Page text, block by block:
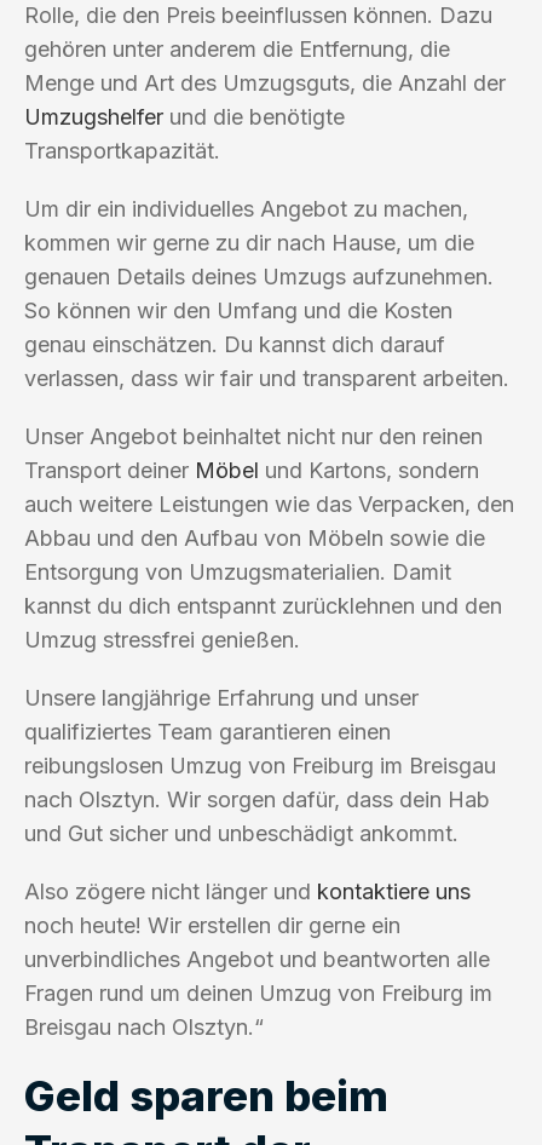
Rolle, die den Preis beeinflussen können. Dazu
gehören unter anderem die Entfernung, die
Menge und Art des Umzugsguts, die Anzahl der
Umzugshelfer und die benötigte
Transportkapazität.
Um dir ein individuelles Angebot zu machen,
kommen wir gerne zu dir nach Hause, um die
genauen Details deines Umzugs aufzunehmen.
So können wir den Umfang und die Kosten
genau einschätzen. Du kannst dich darauf
verlassen, dass wir fair und transparent arbeiten.
Unser Angebot beinhaltet nicht nur den reinen
Transport deiner Möbel und Kartons, sondern
auch weitere Leistungen wie das Verpacken, den
Abbau und den Aufbau von Möbeln sowie die
Entsorgung von Umzugsmaterialien. Damit
kannst du dich entspannt zurücklehnen und den
Umzug stressfrei genießen.
Unsere langjährige Erfahrung und unser
qualifiziertes Team garantieren einen
reibungslosen Umzug von Freiburg im Breisgau
nach Olsztyn. Wir sorgen dafür, dass dein Hab
und Gut sicher und unbeschädigt ankommt.
Also zögere nicht länger und kontaktiere uns
noch heute! Wir erstellen dir gerne ein
unverbindliches Angebot und beantworten alle
Fragen rund um deinen Umzug von Freiburg im
Breisgau nach Olsztyn.“
Geld sparen beim